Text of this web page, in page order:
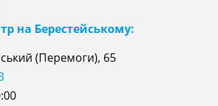
на Берестейському:
(Перемоги), 65